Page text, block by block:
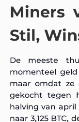
Miners
Stil,
De meeste
momenteel
maar omdat ze
gekocht tegen
halving van april
naar 3,125 BTC,